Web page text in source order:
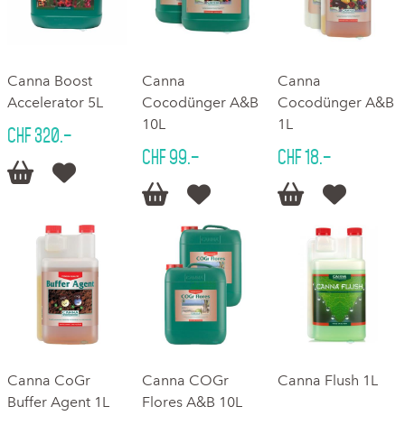
Canna Boost
Accelerator 5L
CHF 320.–
 
Canna
Cocodünger A&B
10L
CHF 99.–
 
Canna
Cocodünger A&B
1L
CHF 18.–
 
Canna CoGr
Buffer Agent 1L
Canna COGr
Flores A&B 10L
Canna Flush 1L